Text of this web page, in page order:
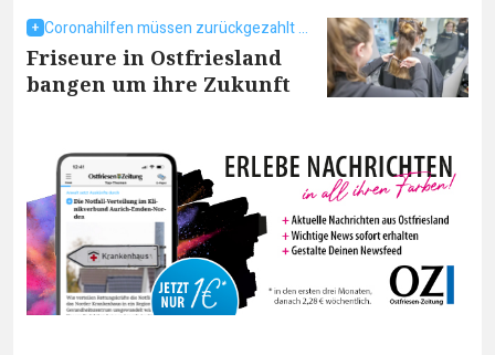
Coronahilfen müssen zurückgezahlt werden
Friseure in Ostfriesland
bangen um ihre Zukunft